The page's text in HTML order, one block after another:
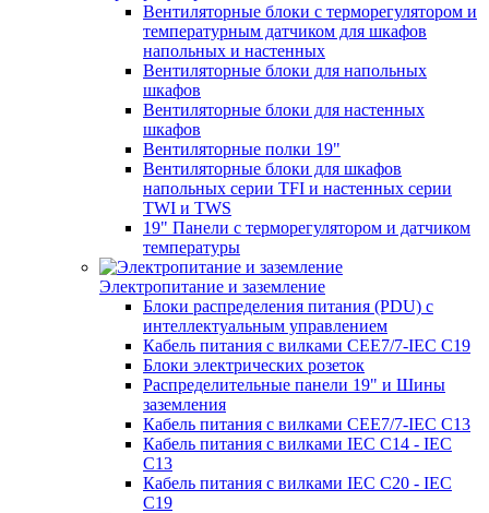
Вентиляторные блоки с терморегулятором и
температурным датчиком для шкафов
напольных и настенных
Вентиляторные блоки для напольных
шкафов
Вентиляторные блоки для настенных
шкафов
Вентиляторные полки 19"
Вентиляторные блоки для шкафов
напольных серии TFI и настенных серии
TWI и TWS
19" Панели с терморегулятором и датчиком
температуры
Электропитание и заземление
Блоки распределения питания (PDU) с
интеллектуальным управлением
Кабель питания с вилками CEE7/7-IEC C19
Блоки электрических розеток
Распределительные панели 19" и Шины
заземления
Кабель питания с вилками CEE7/7-IEC C13
Кабель питания с вилками IEC C14 - IEC
C13
Кабель питания с вилками IEC C20 - IEC
C19